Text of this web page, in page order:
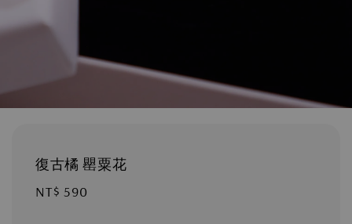
復古橘 罌粟花
Regular
NT$ 590